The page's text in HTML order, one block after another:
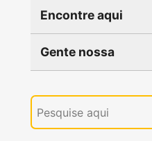
Encontre aqui
Gente nossa